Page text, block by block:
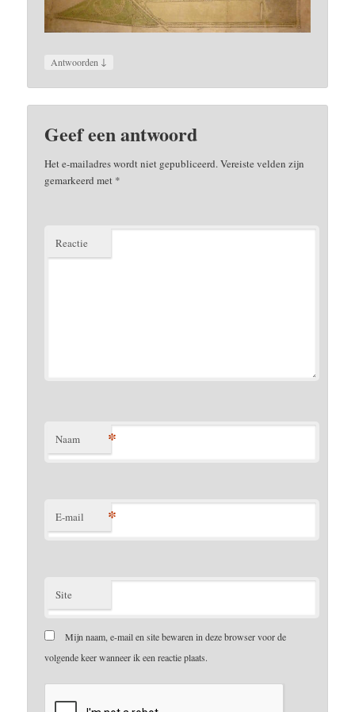
Antwoorden ↓
Geef een antwoord
Het e-mailadres wordt niet gepubliceerd.Vereiste velden zijn
gemarkeerd met *
Reactie
Naam *
E-mail *
Site
Mijn naam, e-mail en site bewaren in deze browser voor de
volgende keer wanneer ik een reactie plaats.